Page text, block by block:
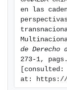
en las
de Derecho
273-1,
at: https://